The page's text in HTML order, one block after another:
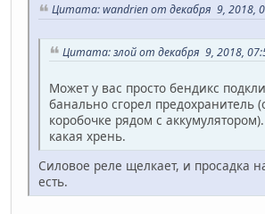
Цитата: wandrien от декабря 9, 2018,
Цитата: злой от декабря 9, 2018,
Может у вас просто бендикс
банально сгорел предохранитель
коробочке рядом с
какая хрень.
Силовое реле щелкает, и просадка
есть.